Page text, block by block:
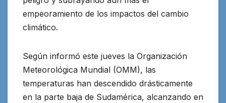
empeoramiento de los impactos del cambio
climático.
Según informó este jueves la Organización
Meteorológica Mundial (OMM), las
temperaturas han descendido drásticamente
en la parte baja de Sudamérica, alcanzando en